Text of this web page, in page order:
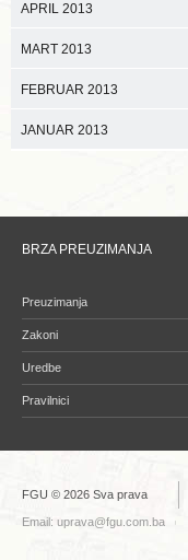
APRIL 2013
MART 2013
FEBRUAR 2013
JANUAR 2013
BRZA PREUZIMANJA
Preuzimanja
Zakoni
Uredbe
Pravilnici
FGU © 2026 Sva prava
Email: uprava@fgu.com.ba